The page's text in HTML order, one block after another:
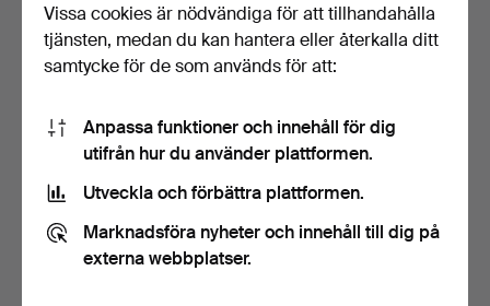
Taklampa i polykromt och
förgyllt trä med …
Taklampa i jugend, mässing
och glas, omkri…
4 dagar
Bevaka sökning
Du kan också söka i vårt arkiv med avslutade auktioner
Vissa cookies är nödvändiga för att tillhandahålla
tjänsten, medan du kan hantera eller återkalla ditt
samtycke för de som används för att:
Anpassa funktioner och innehåll för dig
utifrån hur du använder plattformen.
Utveckla och förbättra plattformen.
Marknadsföra nyheter och innehåll till dig på
externa webbplatser.